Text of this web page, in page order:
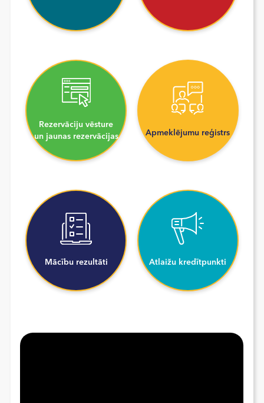
Rezervāciju vēsture
un jaunas rezervācijas
Apmeklējumu reģistrs
Mācību rezultāti Atlaižu kredītpunkti